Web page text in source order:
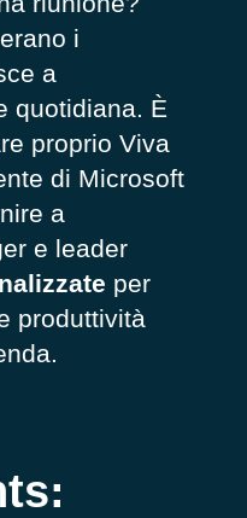
i
a
quotidiana. È
proprio Viva
di Microsoft
a
e leader
per
produttività